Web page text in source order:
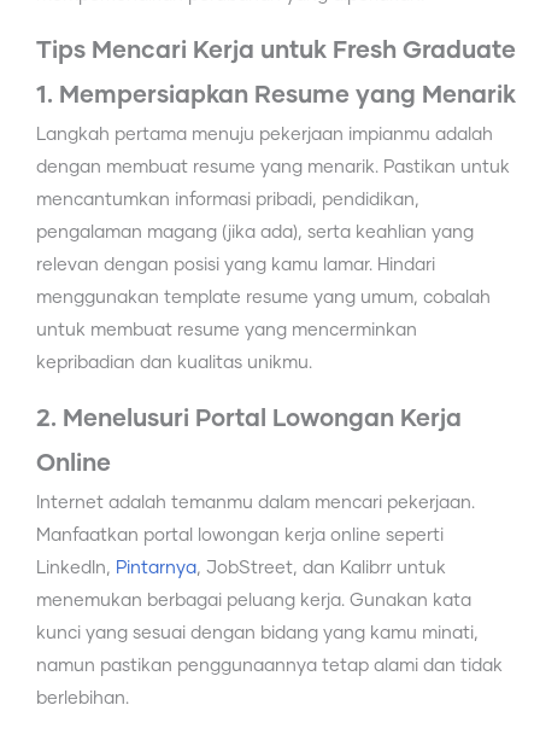
Tips Mencari Kerja untuk Fresh Graduate
1. Mempersiapkan Resume yang Menarik
Langkah pertama menuju pekerjaan impianmu adalah
dengan membuat resume yang menarik. Pastikan untuk
mencantumkan informasi pribadi, pendidikan,
pengalaman magang (jika ada), serta keahlian yang
relevan dengan posisi yang kamu lamar. Hindari
menggunakan template resume yang umum, cobalah
untuk membuat resume yang mencerminkan
kepribadian dan kualitas unikmu.
2. Menelusuri Portal Lowongan Kerja
Online
Internet adalah temanmu dalam mencari pekerjaan.
Manfaatkan portal lowongan kerja online seperti
LinkedIn, Pintarnya, JobStreet, dan Kalibrr untuk
menemukan berbagai peluang kerja. Gunakan kata
kunci yang sesuai dengan bidang yang kamu minati,
namun pastikan penggunaannya tetap alami dan tidak
berlebihan.